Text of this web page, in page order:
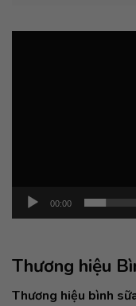
00:00
Thương hiệu
Thương hiệu bình